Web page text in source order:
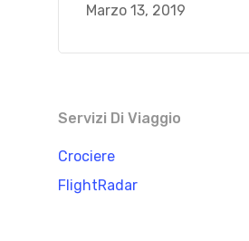
Marzo 13, 2019
Servizi Di Viaggio
Crociere
FlightRadar